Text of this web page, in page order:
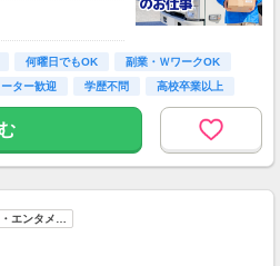
何曜日でもOK
副業・ＷワークOK
ター歓迎 学歴不問 高校卒業以上
エンタメ…